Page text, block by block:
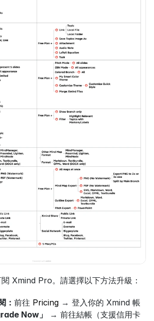
Xmind Pro。請選擇以下方法升級：
： 前往 Pricing → 登入你的 Xmind 帳
Now」
→ 前往結帳（支援信用卡